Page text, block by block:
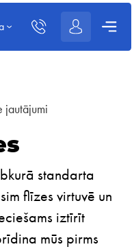
jautājumi
standarta
flīzes virtuvē un
iztīrīt
mūs pirms